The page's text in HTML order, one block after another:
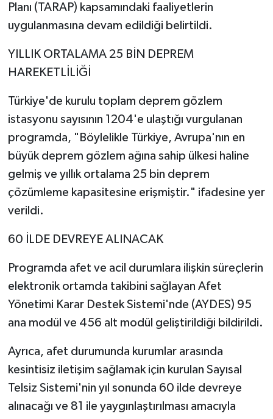
Planı (TARAP) kapsamındaki faaliyetlerin
uygulanmasına devam edildiği belirtildi.
YILLIK ORTALAMA 25 BİN DEPREM
HAREKETLİLİĞİ
Türkiye'de kurulu toplam deprem gözlem
istasyonu sayısının 1204'e ulaştığı vurgulanan
programda, "Böylelikle Türkiye, Avrupa'nın en
büyük deprem gözlem ağına sahip ülkesi haline
gelmiş ve yıllık ortalama 25 bin deprem
çözümleme kapasitesine erişmiştir." ifadesine yer
verildi.
60 İLDE DEVREYE ALINACAK
Programda afet ve acil durumlara ilişkin süreçlerin
elektronik ortamda takibini sağlayan Afet
Yönetimi Karar Destek Sistemi'nde (AYDES) 95
ana modül ve 456 alt modül geliştirildiği bildirildi.
Ayrıca, afet durumunda kurumlar arasında
kesintisiz iletişim sağlamak için kurulan Sayısal
Telsiz Sistemi'nin yıl sonunda 60 ilde devreye
alınacağı ve 81 ile yaygınlaştırılması amacıyla